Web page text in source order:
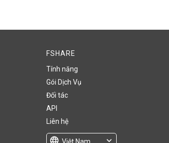
FSHARE
Tính năng
Gói Dịch Vụ
Đối tác
API
Liên hệ
language Việt Nam expand_more